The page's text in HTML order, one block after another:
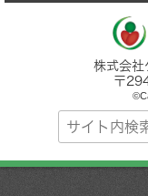
株式会社
〒